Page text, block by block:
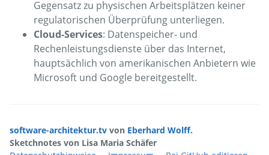
Gegensatz zu physischen Arbeitsplätzen keiner
regulatorischen Überprüfung unterliegen.
Cloud-Services: Datenspeicher- und
Rechenleistungsdienste über das Internet,
hauptsächlich von amerikanischen Anbietern wie
Microsoft und Google bereitgestellt.
software-architektur.tv von Eberhard Wolff.
Sketchnotes von Lisa Maria Schäfer